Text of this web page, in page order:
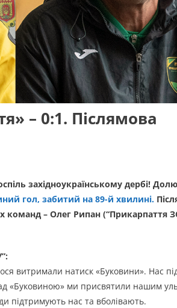
– 0:1. Післямова
західноукраїнському дербі!
гол, забитий на 89-й хвилині.
– Олег Рипан (“Прикарпаття
витримали натиск «Буковини». Нас
«Буковиною» ми присвятили нашим
підтримують нас та вболівають.